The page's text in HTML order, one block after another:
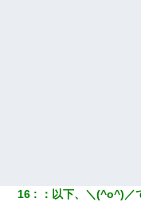
彼氏家「うちは墨入れ
16 ： 以下、＼(^o^)／